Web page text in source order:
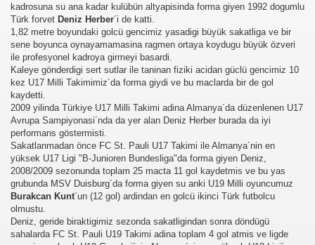
kadrosuna su ana kadar kulübün altyapisinda forma giyen 1992 dogumlu
Türk forvet Deniz Herber´i de katti.
1,82 metre boyundaki golcü gencimiz yasadigi büyük sakatliga ve bir
sene boyunca oynayamamasina ragmen ortaya koydugu büyük özveri
ile profesyonel kadroya girmeyi basardi.
Kaleye gönderdigi sert sutlar ile taninan fiziki acidan güclü gencimiz 10
kez U17 Milli Takimimiz´da forma giydi ve bu maclarda bir de gol
kaydetti.
2009 yilinda Türkiye U17 Milli Takimi adina Almanya´da düzenlenen U17
Avrupa Sampiyonasi´nda da yer alan Deniz Herber burada da iyi
performans göstermisti.
Sakatlanmadan önce FC St. Pauli U17 Takimi ile Almanya´nin en
yüksek U17 Ligi "B-Junioren Bundesliga"da forma giyen Deniz,
2008/2009 sezonunda toplam 25 macta 11 gol kaydetmis ve bu yas
grubunda MSV Duisburg´da forma giyen su anki U19 Milli oyuncumuz
Burakcan Kunt´un (12 gol) ardindan en golcü ikinci Türk futbolcu
olmustu.
Deniz, geride biraktigimiz sezonda sakatligindan sonra döndügü
sahalarda FC St. Pauli U19 Takimi adina toplam 4 gol atmis ve ligde